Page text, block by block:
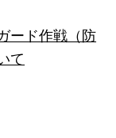
ード作戦（防
て